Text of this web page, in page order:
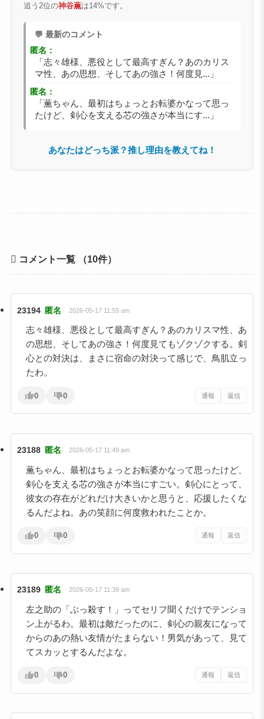
追う2位の神谷薫は14%です。
💬 最新のコメント
匿名：
「志々雄様、悪役として最高すぎん？あのカリス
マ性、あの思想、そしてあの強さ！何度見...」
匿名：
「薫ちゃん、最初はちょっとお転婆かなって思っ
たけど、剣心を支える芯の強さが本当にす...」
あなたはどっち派？推し理由を教えてね！
コメント一覧 （10件）
23194 匿名 2026-05-17 11:55 am
志々雄様、悪役として最高すぎん？あのカリスマ性、あ
の思想、そしてあの強さ！何度見てもゾクゾクする。剣
心との対決は、まさに宿命の対決って感じで、鳥肌立っ
たわ。
0 0 通報 返信
23188 匿名 2026-05-17 11:49 am
薫ちゃん、最初はちょっとお転婆かなって思ったけど、
剣心を支える芯の強さが本当にすごい。剣心にとって、
彼女の存在がどれだけ大きいかと思うと、応援したくな
るんだよね。あの笑顔に何度救われたことか。
0 0 通報 返信
23189 匿名 2026-05-17 11:39 am
左之助の「ぶっ殺す！」ってセリフ聞くだけでテンショ
ン上がるわ。最初は敵だったのに、剣心の親友になって
からのあの熱い友情がたまらない！男気があって、見て
てスカッとするんだよな。
0 0 通報 返信